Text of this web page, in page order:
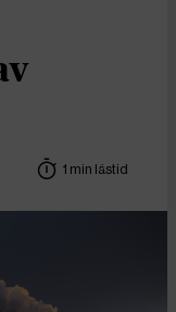
1 min lästid